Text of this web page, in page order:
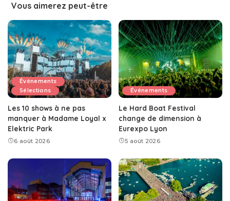
Vous aimerez peut-être
Événements
Sélections
Les 10 shows à ne pas
manquer à Madame Loyal x
Elektric Park
6 août 2026
Événements
Le Hard Boat Festival
change de dimension à
Eurexpo Lyon
5 août 2026